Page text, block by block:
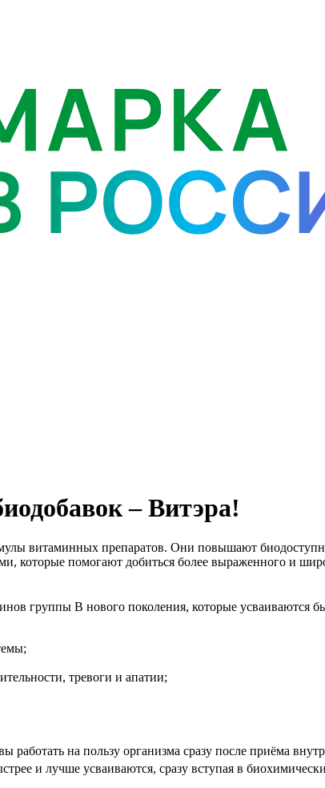
– Витэра!
витаминных препаратов. Они повышают
помогают добиться более выраженного и
группы В нового поколения, которые усваиваются
тревоги и апатии;
на пользу организма сразу после приёма
и лучше усваиваются, сразу вступая в